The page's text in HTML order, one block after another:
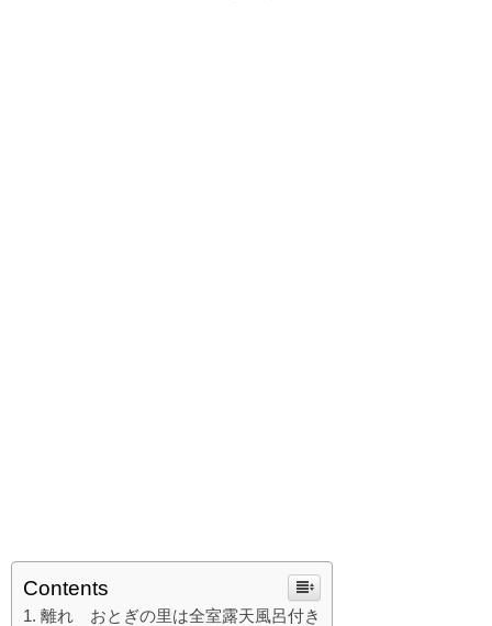
Contents
離れ おとぎの里は全室露天風呂付き